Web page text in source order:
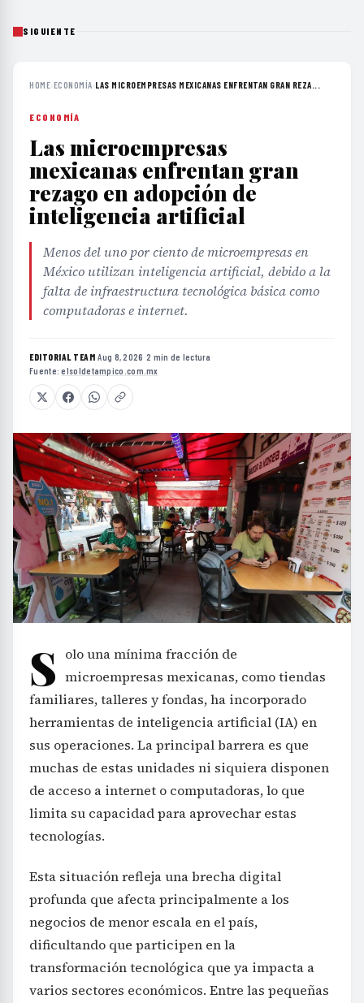
SIGUIENTE
HOME›ECONOMÍA›LAS MICROEMPRESAS MEXICANAS ENFRENTAN GRAN REZA...
ECONOMÍA
Las microempresas
mexicanas enfrentan gran
rezago en adopción de
inteligencia artificial
Menos del uno por ciento de microempresas en
México utilizan inteligencia artificial, debido a la
falta de infraestructura tecnológica básica como
computadoras e internet.
EDITORIAL TEAM·Aug 8, 2026 ·2 min de lectura ·
Fuente:elsoldetampico.com.mx
S olo una mínima fracción de
microempresas mexicanas, como tiendas
familiares, talleres y fondas, ha incorporado
herramientas de inteligencia artificial (IA) en
sus operaciones. La principal barrera es que
muchas de estas unidades ni siquiera disponen
de acceso a internet o computadoras, lo que
limita su capacidad para aprovechar estas
tecnologías.
Esta situación refleja una brecha digital
profunda que afecta principalmente a los
negocios de menor escala en el país,
dificultando que participen en la
transformación tecnológica que ya impacta a
varios sectores económicos. Entre las pequeñas